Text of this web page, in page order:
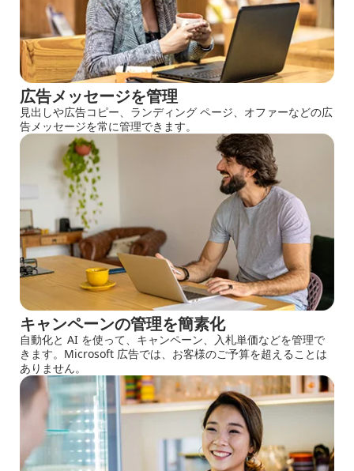
広告メッセージを管理
見出しや広告コピー、ランディング ページ、オファーなどの広
告メッセージを常に管理できます。
キャンペーンの管理を簡素化
自動化と AI を使って、キャンペーン、入札単価などを管理で
きます。Microsoft 広告では、お客様のご予算を超えることは
ありません。